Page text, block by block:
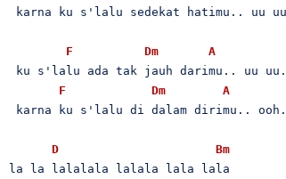
karna ku s'lalu sedekat hatimu.. uu
F Dm
A
ku s'lalu ada tak jauh darimu.. uu
F
Dm
A
karna ku s'lalu di dalam dirimu..
D
Bm
la la lalalala lalala lala lala